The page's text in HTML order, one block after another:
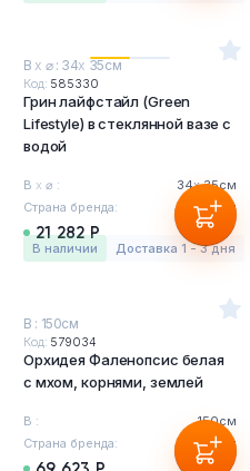
В х ⌀ : 34х 35см
Код: 585330
Грин лайфстайл (Green
Lifestyle) в стеклянной вазе с
водой
В х ⌀ : 34х35см
Страна бренда:
Бельгия
21 282 Р
в наличии Доставка 1 - 3 дня
В : 150см
Код: 579034
Орхидея Фаленопсис белая
с мхом, корнями, землей
В :
150см
Страна бренда:
Бельгия